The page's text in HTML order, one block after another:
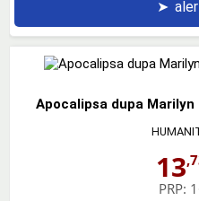
➤
Apocalipsa dupa Marilyn
13
PRP: